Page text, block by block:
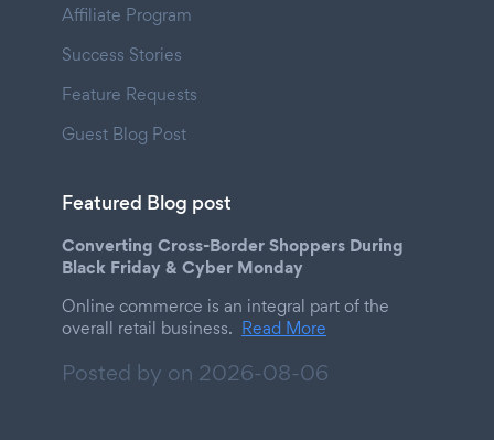
Affiliate Program
Success Stories
Feature Requests
Guest Blog Post
Featured Blog post
Converting Cross-Border Shoppers During
Black Friday & Cyber Monday
Online commerce is an integral part of the
overall retail business. Read More
Posted by on 2026-08-06